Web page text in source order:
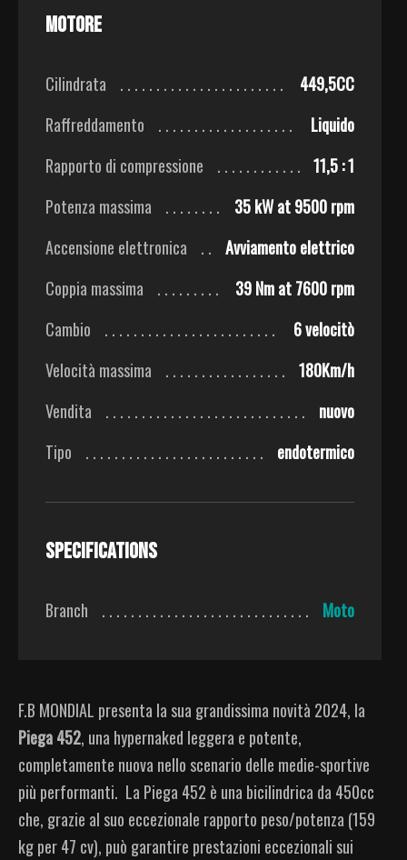
Motore
Cilindrata
449,5CC
Raffreddamento
Liquido
Rapporto di compressione
11,5 : 1
Potenza massima
35 kW at 9500 rpm
Accensione elettronica
Avviamento elettrico
Coppia massima
39 Nm at 7600 rpm
Cambio
6 velocitò
Velocità massima
180Km/h
Vendita
nuovo
Tipo
endotermico
Specifications
Branch Moto
F.B MONDIAL presenta la sua grandissima novità 2024, la
Piega 452, una hypernaked leggera e potente,
completamente nuova nello scenario delle medie-sportive
più performanti. La Piega 452 è una bicilindrica da 450cc
che, grazie al suo eccezionale rapporto peso/potenza (159
kg per 47 cv), può garantire prestazioni eccezionali sui